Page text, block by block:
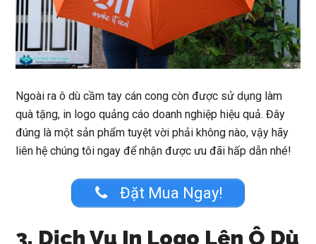
Ngoài ra ô dù cầm tay cán cong còn được sử dụng làm
quà tặng, in logo quảng cáo doanh nghiệp hiệu quả. Đây
đúng là một sản phẩm tuyệt vời phải không nào, vậy hãy
liên hệ chúng tôi ngay để nhận được ưu đãi hấp dẫn nhé!
Đặt Mua Ngay!
3. Dịch Vụ In Logo Lên Ô Dù